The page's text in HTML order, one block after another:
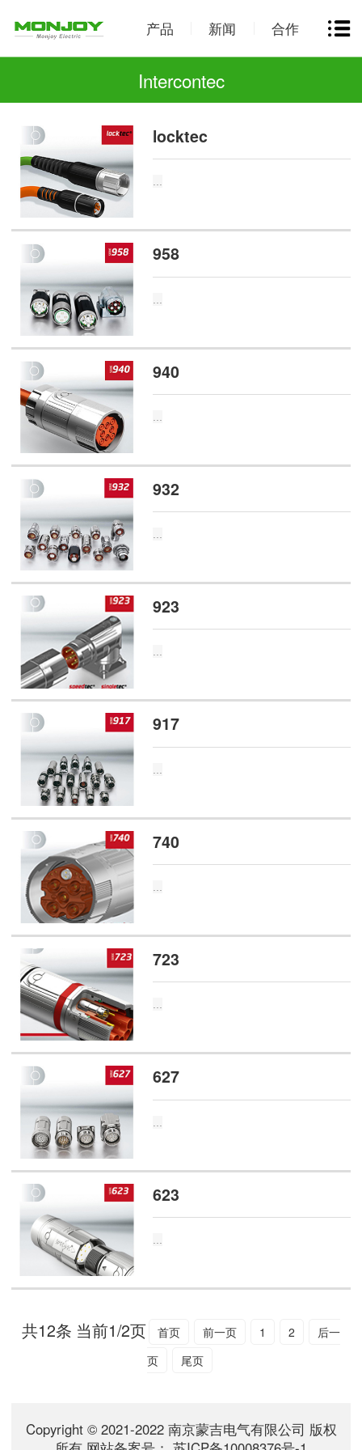
产品 新闻 合作
Intercontec
locktec
...
958
940
932
923
...
917
740
723
...
627
623
共12条 当前1/2页 首页 前一页 1 2
后一
页
尾页
Copyright © 2021-2022 南京蒙吉电气有限公司 版权